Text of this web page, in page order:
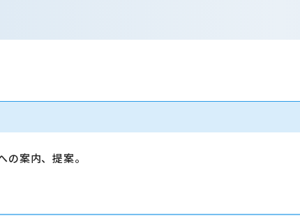
案内、提案。